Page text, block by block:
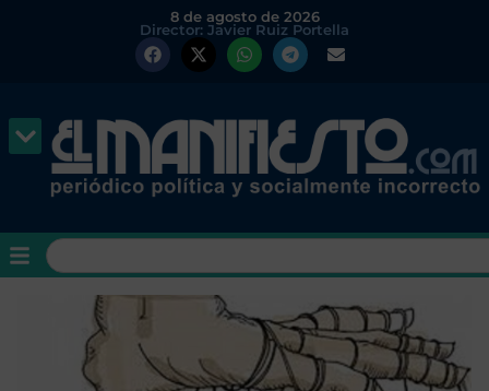
8 de agosto de 2026
Director: Javier Ruiz Portella